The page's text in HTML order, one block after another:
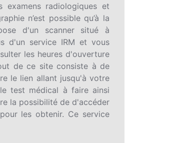
radiologiques et
n’est possible qu’à la
d'un scanner situé à
d'un service IRM et vous
les heures d'ouverture
de ce site consiste à de
le lien allant jusqu'à votre
test médical à faire ainsi
la possibilité de d'accéder
les obtenir. Ce service